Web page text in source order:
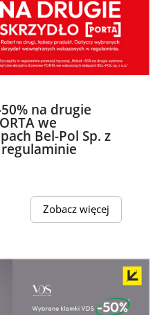
na drugie
we
Bel-Pol Sp. z
regulaminie
Zobacz więcej